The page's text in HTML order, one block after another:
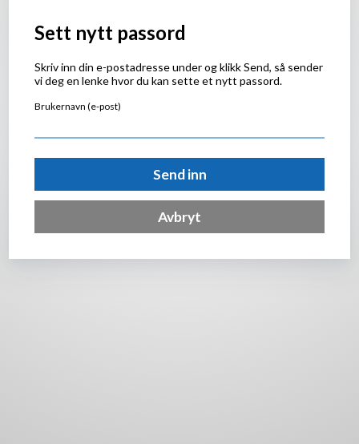
Sett nytt passord
Skriv inn din e-postadresse under og klikk Send, så sender
vi deg en lenke hvor du kan sette et nytt passord.
Brukernavn (e-post)
Send inn
Avbryt